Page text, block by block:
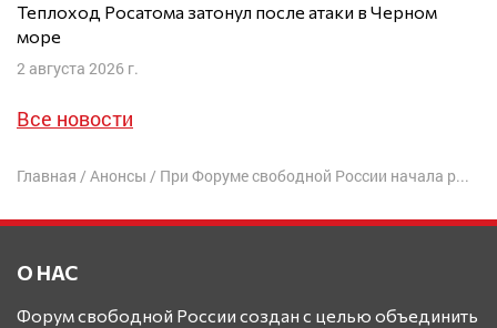
Теплоход Росатома затонул после атаки в Черном
море
2 августа 2026 г.
Все новости
Главная / Анонсы / При Форуме свободной России начала работу Правозащитная группа
О НАС
Форум свободной России создан с целью объединить